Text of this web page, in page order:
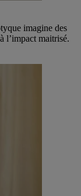
imagine des
l’impact maitrisé.